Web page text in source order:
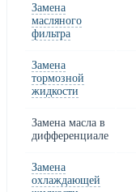
Замена
масляного
фильтра
Замена
тормозной
жидкости
Замена масла в
дифференциале
Замена
охлаждающей